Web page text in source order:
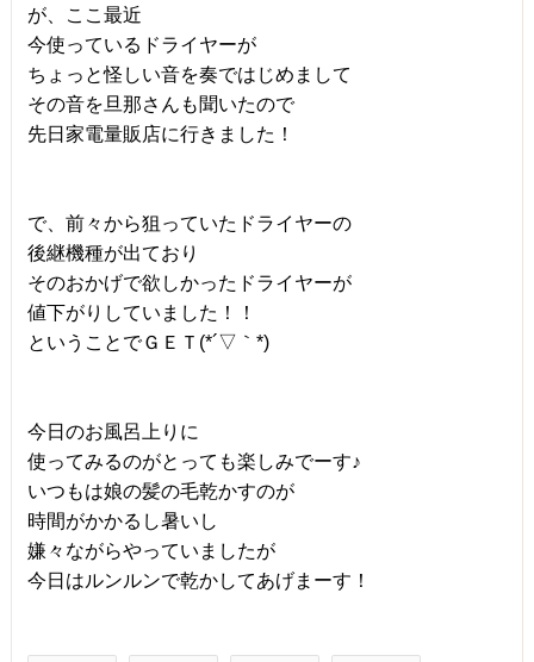
が、ここ最近
今使っているドライヤーが
ちょっと怪しい音を奏ではじめまして
その音を旦那さんも聞いたので
先日家電量販店に行きました！
で、前々から狙っていたドライヤーの
後継機種が出ており
そのおかげで欲しかったドライヤーが
値下がりしていました！！
ということでＧＥＴ(*´▽｀*)
今日のお風呂上りに
使ってみるのがとっても楽しみでーす♪
いつもは娘の髪の毛乾かすのが
時間がかかるし暑いし
嫌々ながらやっていましたが
今日はルンルンで乾かしてあげまーす！